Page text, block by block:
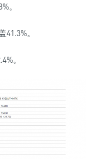
。
。
。